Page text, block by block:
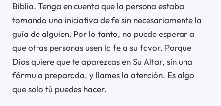
Biblia. Tenga en cuenta que la persona estaba
tomando una iniciativa de fe sin necesariamente la
guía de alguien. Por lo tanto, no puede esperar a
que otras personas usen la fe a su favor. Porque
Dios quiere que te aparezcas en Su Altar, sin una
fórmula preparada, y llames la atención. Es algo
que solo tú puedes hacer.